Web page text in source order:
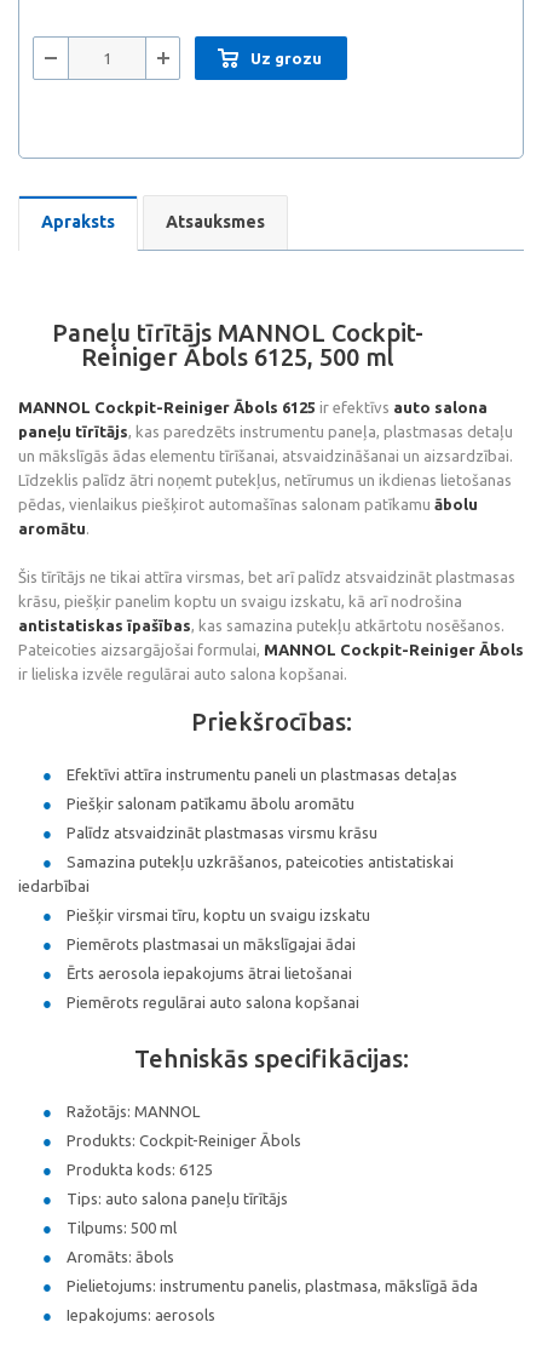
Uz grozu
Apraksts Atsauksmes
Paneļu tīrītājs MANNOL Cockpit-
Reiniger Ābols 6125, 500 ml
MANNOL Cockpit-Reiniger Ābols 6125 ir efektīvs auto salona
paneļu tīrītājs, kas paredzēts instrumentu paneļa, plastmasas detaļu
un mākslīgās ādas elementu tīrīšanai, atsvaidzināšanai un aizsardzībai.
Līdzeklis palīdz ātri noņemt putekļus, netīrumus un ikdienas lietošanas
pēdas, vienlaikus piešķirot automašīnas salonam patīkamu ābolu
aromātu.
Šis tīrītājs ne tikai attīra virsmas, bet arī palīdz atsvaidzināt plastmasas
krāsu, piešķir panelim koptu un svaigu izskatu, kā arī nodrošina
antistatiskas īpašības, kas samazina putekļu atkārtotu nosēšanos.
Pateicoties aizsargājošai formulai, MANNOL Cockpit-Reiniger Ābols
ir lieliska izvēle regulārai auto salona kopšanai.
Priekšrocības:
Efektīvi attīra instrumentu paneli un plastmasas detaļas
Piešķir salonam patīkamu ābolu aromātu
Palīdz atsvaidzināt plastmasas virsmu krāsu
Samazina putekļu uzkrāšanos, pateicoties antistatiskai
iedarbībai
Piešķir virsmai tīru, koptu un svaigu izskatu
Piemērots plastmasai un mākslīgajai ādai
Ērts aerosola iepakojums ātrai lietošanai
Piemērots regulārai auto salona kopšanai
Tehniskās specifikācijas:
Ražotājs: MANNOL
Produkts: Cockpit-Reiniger Ābols
Produkta kods: 6125
Tips: auto salona paneļu tīrītājs
Tilpums: 500 ml
Aromāts: ābols
Pielietojums: instrumentu panelis, plastmasa, mākslīgā āda
Iepakojums: aerosols